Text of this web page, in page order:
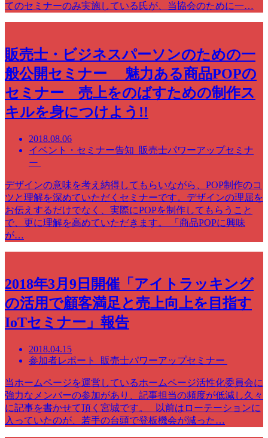
てのセミナーのみ実施している氏が、当協会のために一…
販売士・ビジネスパーソンのための一
般公開セミナー 魅力ある商品POPの
セミナー 売上をのばすための制作ス
キルを身につけよう!!
2018.08.06
イベント・セミナー告知 販売士パワーアップセミナ
ー
デザインの意味を考え納得してもらいながら、POP制作のコ
ツと理解を深めていただくセミナーです。デザインの理屈を
お伝えするだけでなく、実際にPOPを制作してもらうこと
で、更に理解を高めていただきます。 「商品POPに興味
が…
2018年3月9日開催「アイトラッキング
の活用で顧客満足と売上向上を目指す
IoTセミナー」報告
2018.04.15
参加者レポート 販売士パワーアップセミナー
当ホームページを運営しているホームページ活性化委員会に
強力なメンバーの参加があり、記事担当の頻度が低減し久々
に記事を書かせて頂く宮城です。 以前はローテーションに
入っていたのが、若手の台頭で登板機会が減った…